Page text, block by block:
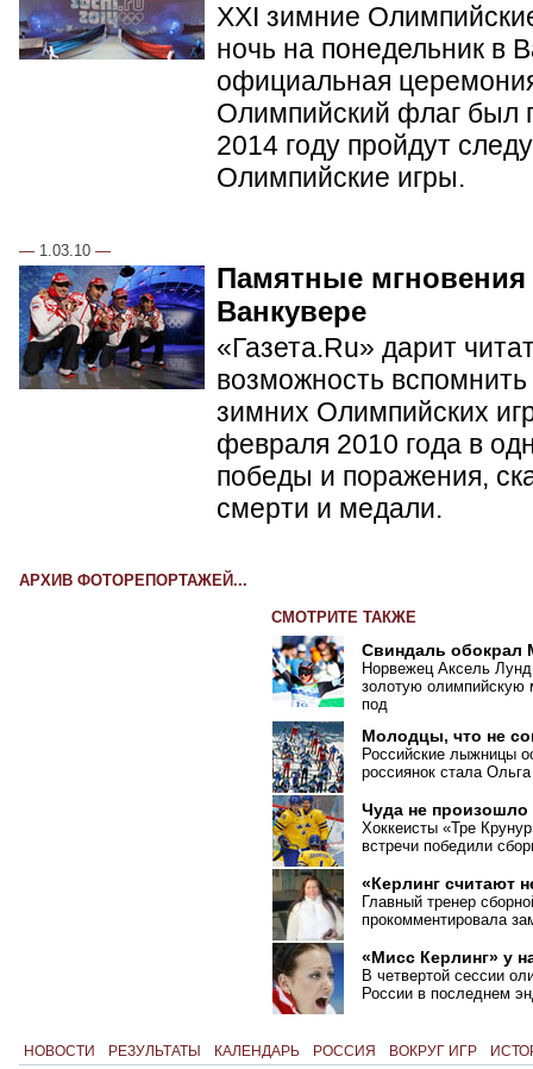
XXI зимние
ночь на понедельник в
официальная
Олимпийский флаг был
2014 году пройдут
Олимпийские игры.
— 1.03.10 —
Памятные
Ванкувере
«Газета.Ru» дарит
возможность
зимних Олимпийских
февраля 2010 года в
победы и поражения,
смерти и медали.
АРХИВ ФОТОРЕПОРТАЖЕЙ...
СМОТРИТЕ ТАКЖЕ
Свиндаль обокрал
Норвежец Аксель
золотую олимпийскую
под
Молодцы, что не
Российские лыжницы
россиянок стала
Чуда не произошло
Хоккеисты «Тре
встречи победили
«Керлинг считают
Главный тренер
прокомментировала
«Мисс Керлинг» у
В четвертой сессии
России в последнем
НОВОСТИ РЕЗУЛЬТАТЫ КАЛЕНДАРЬ РОССИЯ ВОКРУГ ИГР